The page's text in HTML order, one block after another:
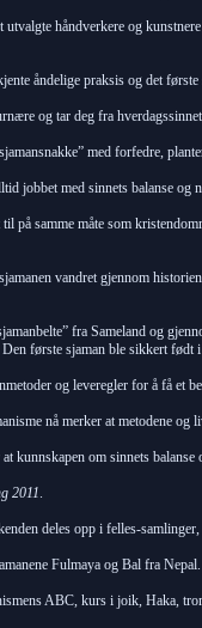
utvalgte håndverkere og
åndelige praksis og det
og tar deg fra
med forfedre,
jobbet med sinnets balanse og
på samme måte som
vandret gjennom
fra Sameland og
første sjaman ble sikkert født
og leveregler for å få et
nå merker at metodene
kunnskapen om sinnets
2011.
deles opp i felles-
Fulmaya og Bal fra
ABC, kurs i joik, Haka,